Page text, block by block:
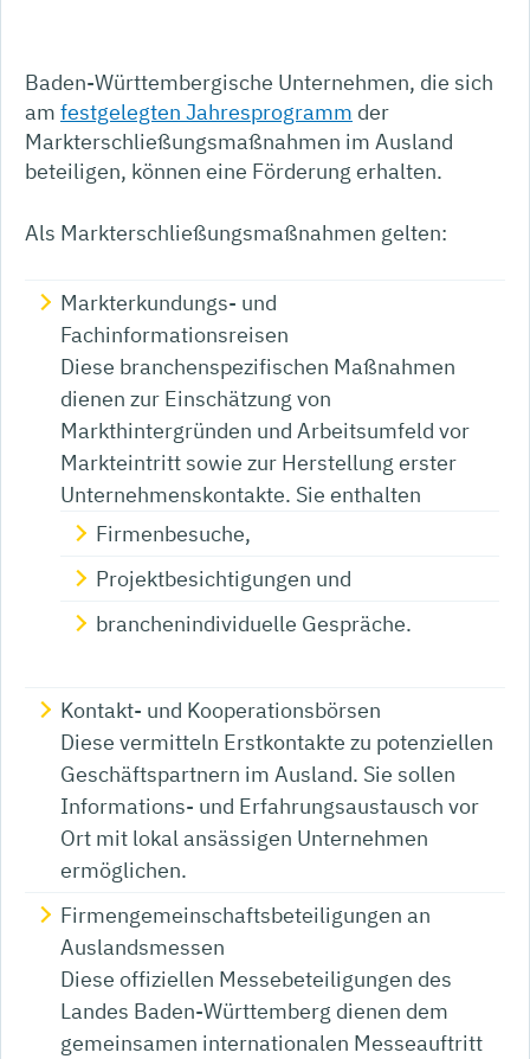
Baden-Württembergische Unternehmen, die sich
am festgelegten Jahresprogramm der
Markterschließungsmaßnahmen im Ausland
beteiligen, können eine Förderung erhalten.
Als Markterschließungsmaßnahmen gelten:
Markterkundungs- und
Fachinformationsreisen
Diese branchenspezifischen Maßnahmen
dienen zur Einschätzung von
Markthintergründen und Arbeitsumfeld vor
Markteintritt sowie zur Herstellung erster
Unternehmenskontakte. Sie enthalten
Firmenbesuche,
Projektbesichtigungen und
branchenindividuelle Gespräche.
Kontakt- und Kooperationsbörsen
Diese vermitteln Erstkontakte zu potenziellen
Geschäftspartnern im Ausland. Sie sollen
Informations- und Erfahrungsaustausch vor
Ort mit lokal ansässigen Unternehmen
ermöglichen.
Firmengemeinschaftsbeteiligungen an
Auslandsmessen
Diese offiziellen Messebeteiligungen des
Landes Baden-Württemberg dienen dem
gemeinsamen internationalen Messeauftritt